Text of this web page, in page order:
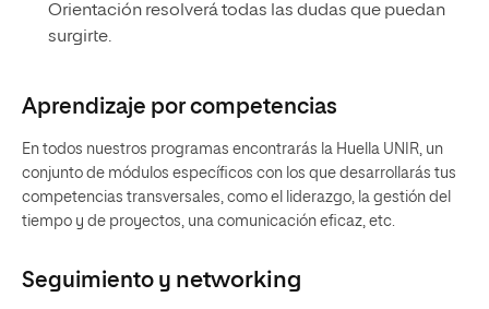
Orientación resolverá todas las dudas que puedan
surgirte.
Aprendizaje por competencias
En todos nuestros programas encontrarás la Huella UNIR, un
conjunto de módulos específicos con los que desarrollarás tus
competencias transversales, como el liderazgo, la gestión del
tiempo y de proyectos, una comunicación eficaz, etc.
Seguimiento y networking